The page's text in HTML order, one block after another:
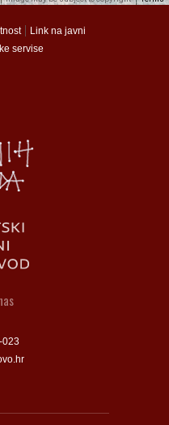
| Link na javni
servise
023